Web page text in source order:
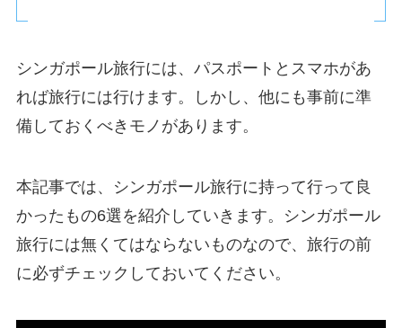
シンガポール旅行には、パスポートとスマホがあ
れば旅行には行けます。しかし、他にも事前に準
備しておくべきモノがあります。
本記事では、シンガポール旅行に持って行って良
かったもの6選を紹介していきます。シンガポール
旅行には無くてはならないものなので、旅行の前
に必ずチェックしておいてください。